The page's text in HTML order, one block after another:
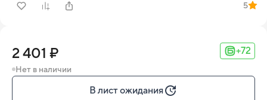
5
2 401 ₽ +72
Нет в наличии
В лист ожидания